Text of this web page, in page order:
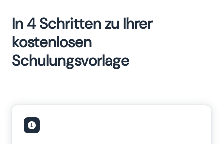
In 4 Schritten zu Ihrer
kostenlosen
Schulungsvorlage